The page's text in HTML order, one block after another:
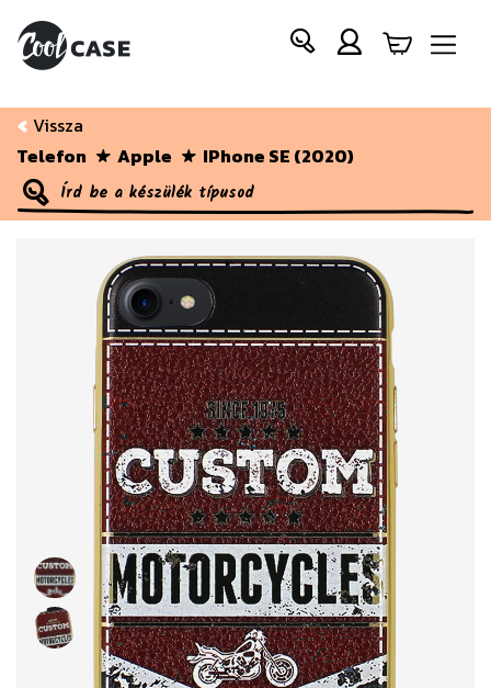
Vissza
Telefon
Apple IPhone SE (2020)